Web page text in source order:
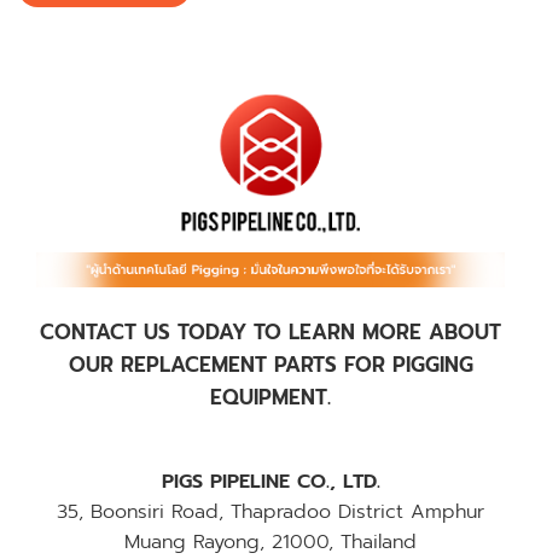
CONTACT US TODAY TO LEARN MORE ABOUT
OUR REPLACEMENT PARTS FOR PIGGING
EQUIPMENT.
PIGS PIPELINE CO., LTD.
35, Boonsiri Road, Thapradoo District Amphur
Muang Rayong, 21000, Thailand